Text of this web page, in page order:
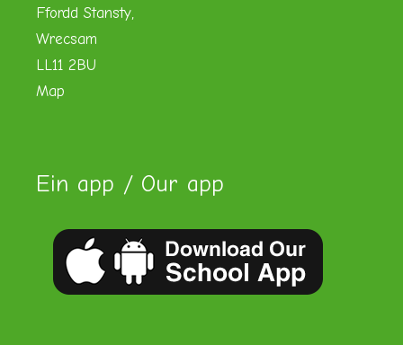
Ffordd Stansty,
Wrecsam
LL11 2BU
Map
Ein app / Our app